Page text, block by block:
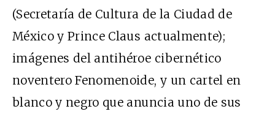
(Secretaría de Cultura de la Ciudad de
México y Prince Claus actualmente);
imágenes del antihéroe cibernético
noventero Fenomenoide, y un cartel en
blanco y negro que anuncia uno de sus